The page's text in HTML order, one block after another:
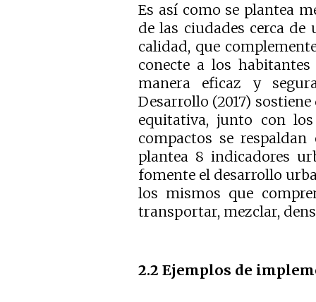
Es así como se plantea
de las ciudades cerca
calidad, que
conecte a los
manera eficaz y
Desarrollo (2017)
equitativa, junto con
compactos se
plantea 8 indicadores
fomente el desarrollo
los mismos que
transportar, mezclar,
2.2 Ejemplos de